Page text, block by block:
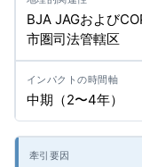
BJA JAGおよび
市圏司法管轄区
中期（2〜4年）